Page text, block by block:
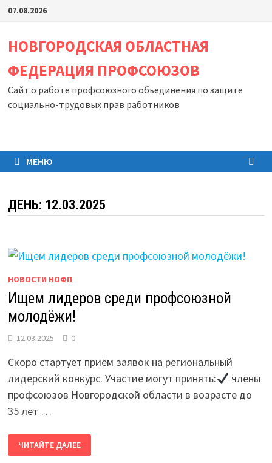
Перейти
содержимому
07.08.2026
НОВГОРОДСКАЯ ОБЛАСТНАЯ
ФЕДЕРАЦИЯ ПРОФСОЮЗОВ
Сайт о работе профсоюзного объединения по защите
социально-трудовых прав работников
МЕНЮ
ДЕНЬ: 12.03.2025
НОВОСТИ НОФП
️Ищем лидеров среди профсоюзной
молодёжи!
12.03.2025 0
Скоро стартует приём заявок на региональный
лидерский конкурс. Участие могут принять:
члены
профсоюзов Новгородской области в возрасте до
35 лет …
️ИЩЕМ
ЛИДЕРОВ
СРЕДИ
ЧИТАЙТЕ ДАЛЕЕ